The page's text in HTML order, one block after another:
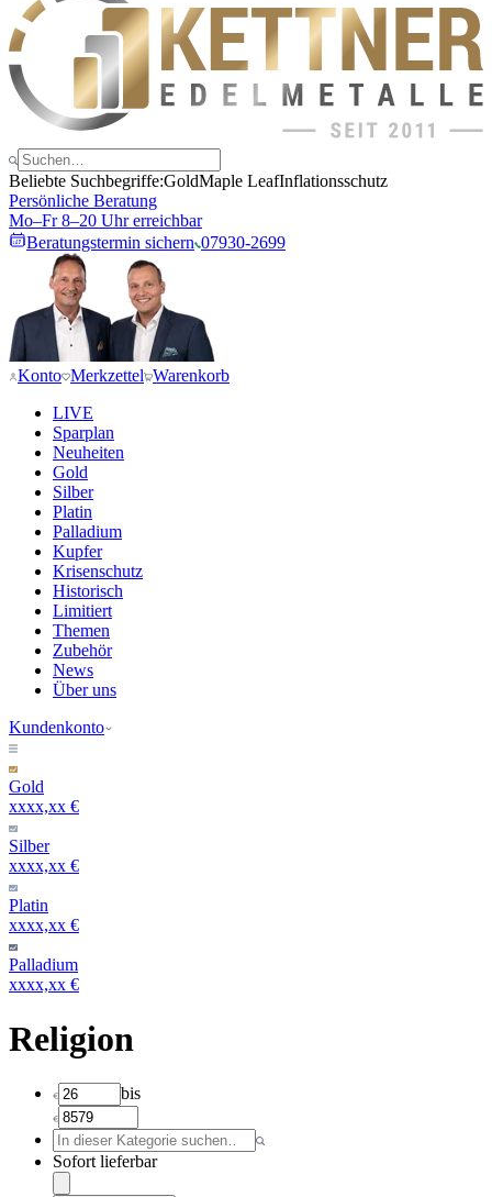
Beliebte Suchbegriffe:GoldMaple LeafInflationsschutz
Persönliche Beratung
Mo–Fr 8–20 Uhr erreichbar
Beratungstermin sichern 07930-2699
Konto Merkzettel Warenkorb
LIVE
Sparplan
Neuheiten
Gold
Silber
Platin
Palladium
Kupfer
Krisenschutz
Historisch
Limitiert
Themen
Zubehör
News
Über uns
Kundenkonto
Gold
xxxx,xx €
Silber
xxxx,xx €
Platin
xxxx,xx €
Palladium
xxxx,xx €
Religion
bis
Sofort lieferbar